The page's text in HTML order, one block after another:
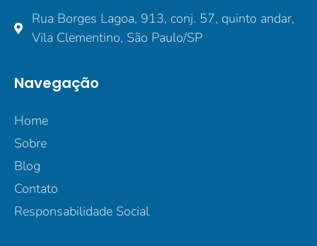
Rua Borges Lagoa, 913, conj. 57, quinto andar,
Vila Clementino, São Paulo/SP
Navegação
Home
Sobre
Blog
Contato
Responsabilidade Social